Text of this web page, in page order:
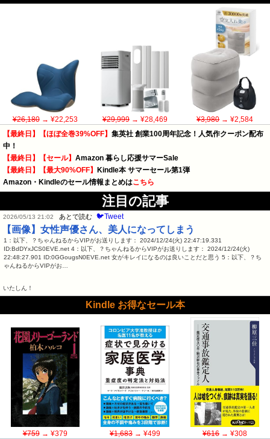
¥26,180→ ¥22,253 ¥29,999→ ¥28,469 ¥3,980→ ¥2,584
【最終日】【ほぼ全巻39%OFF】 集英社 創業100周年記念！人気作クーポン配布
中！
【最終日】【セール】 Amazon 暮らし応援サマーSale
【最終日】【最大90%OFF】 Kindle本 サマーセール第1弾
Amazon・Kindleのセール情報まとめはこちら
注目の記事
2026/05/13 21:02 あとで読む 🐦Tweet
【画像】女性声優さん、美人になってしまう
1：以下、？ちゃんねるからVIPがお送りします： 2024/12/24(火) 22:47:19.331
ID:BdDYxJCS0EVE.net 4：以下、？ちゃんねるからVIPがお送りします： 2024/12/24(火)
22:48:27.901 ID:0GGougsN0EVE.net 女がキレイになるのは良いことだと思う 5：以下、？ち
ゃんねるからVIPがお…
いたしん！
Kindle お得なセール本
¥759→ ¥379 ¥1,683→ ¥499 ¥616→ ¥308